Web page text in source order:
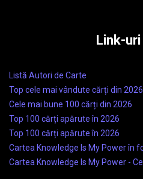
Link-
Listă Autori de Carte
Top cele mai vândute cărți din 2026
Cele mai bune 100 cărți din 2026
Top 100 cărți apărute în 2026
Top 100 cărți apărute în 2026
Cartea Knowledge Is My Power în
Cartea Knowledge Is My Power -